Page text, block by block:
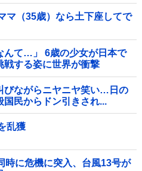
マ（35歳）なら土下座してで
んて…」 6歳の少女が日本で
戦する姿に世界が衝撃
びながらニヤニヤ笑い…日の
国民からドン引きされ...
乱獲
時に危機に突入、台風13号が